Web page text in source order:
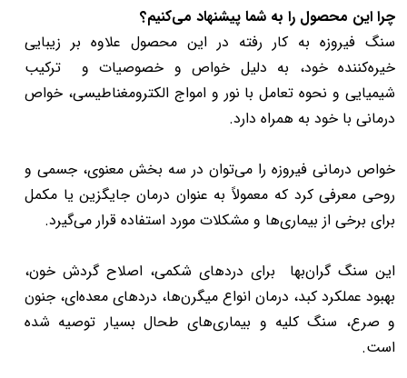
چرا این محصول را به شما پیشنهاد می‌کنیم؟
سنگ‌ فیروزه به کار رفته در این محصول علاوه بر زیبایی
خیره‌کننده خود، به دلیل خواص و خصوصیات و ترکیب
شیمیایی و نحوه تعامل با نور و امواج الکترومغناطیسی، خواص
درمانی با خود به همراه دارد.
خواص درمانی فیروزه را می‌توان در سه بخش معنوی، جسمی و
روحی معرفی کرد که معمولاً به عنوان درمان جایگزین یا مکمل
برای برخی از بیماری‌ها و مشکلات مورد استفاده قرار می‌گیرد.
این سنگ گران‌بها برای دردهای شکمی، اصلاح گردش خون،
بهبود عملکرد کبد، درمان انواع میگرن‌ها، دردهای معده‌ای، جنون
و صرع، سنگ کلیه و بیماری‌های طحال بسیار توصیه شده
است.